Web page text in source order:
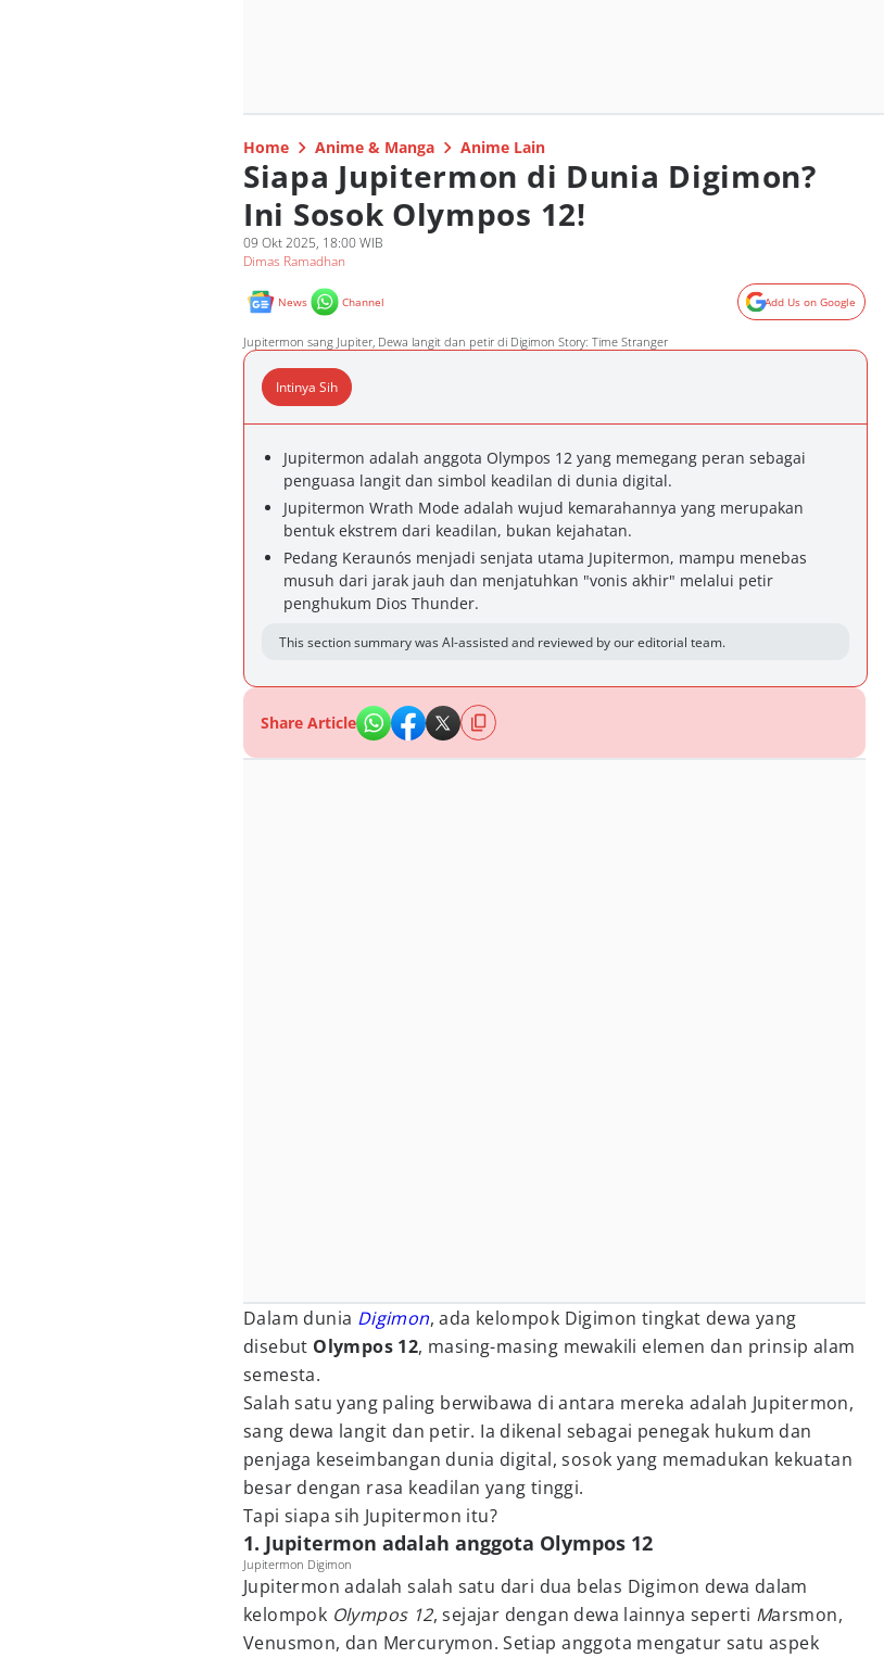
Home Anime & Manga Anime Lain
Siapa Jupitermon di Dunia Digimon?
Ini Sosok Olympos 12!
09 Okt 2025, 18:00 WIB
Dimas Ramadhan
News Channel Add Us on Google
Jupitermon sang Jupiter, Dewa langit dan petir di Digimon Story: Time Stranger
Intinya Sih
Jupitermon adalah anggota Olympos 12 yang memegang peran sebagai
penguasa langit dan simbol keadilan di dunia digital.
Jupitermon Wrath Mode adalah wujud kemarahannya yang merupakan
bentuk ekstrem dari keadilan, bukan kejahatan.
Pedang Keraunós menjadi senjata utama Jupitermon, mampu menebas
musuh dari jarak jauh dan menjatuhkan "vonis akhir" melalui petir
penghukum Dios Thunder.
This section summary was AI-assisted and reviewed by our editorial team.
Share Article
Dalam dunia Digimon, ada kelompok Digimon tingkat dewa yang
disebut Olympos 12, masing-masing mewakili elemen dan prinsip alam
semesta.
Salah satu yang paling berwibawa di antara mereka adalah Jupitermon,
sang dewa langit dan petir. Ia dikenal sebagai penegak hukum dan
penjaga keseimbangan dunia digital, sosok yang memadukan kekuatan
besar dengan rasa keadilan yang tinggi.
Tapi siapa sih Jupitermon itu?
1. Jupitermon adalah anggota Olympos 12
Jupitermon Digimon
Jupitermon adalah salah satu dari dua belas Digimon dewa dalam
kelompok Olympos 12, sejajar dengan dewa lainnya seperti Marsmon,
Venusmon, dan Mercurymon. Setiap anggota mengatur satu aspek